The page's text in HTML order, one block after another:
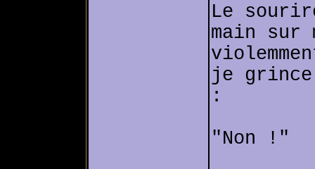
Le
main sur
je grince
:
"Non !"